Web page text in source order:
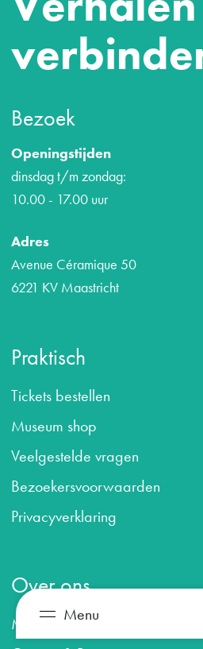
Zien en doen
Menu
Bezoek
Openingstijden
dinsdag t/m zondag:
10.00 - 17.00 uur
Adres
Avenue Céramique 50
6221 KV Maastricht
Praktisch
Tickets bestellen
Museum shop
Veelgestelde vragen
Bezoekersvoorwaarden
Privacyverklaring
Over ons
Maastricht Museum